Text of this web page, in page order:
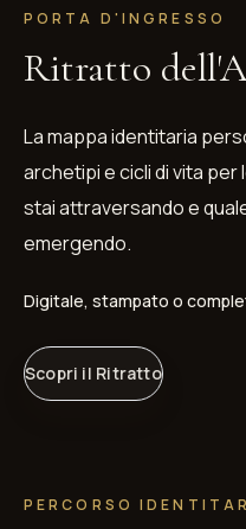
PORTA D'INGRESSO
Ritratto
La mappa identitaria
archetipi e cicli di vita
stai attraversando e
emergendo.
Digitale, stampato o
Scopri il Ritratto
PERCORSO